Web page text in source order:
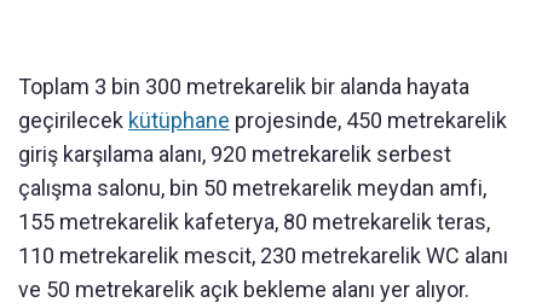
Toplam 3 bin 300 metrekarelik bir alanda hayata
geçirilecek kütüphane projesinde, 450 metrekarelik
giriş karşılama alanı, 920 metrekarelik serbest
çalışma salonu, bin 50 metrekarelik meydan amfi,
155 metrekarelik kafeterya, 80 metrekarelik teras,
110 metrekarelik mescit, 230 metrekarelik WC alanı
ve 50 metrekarelik açık bekleme alanı yer alıyor.